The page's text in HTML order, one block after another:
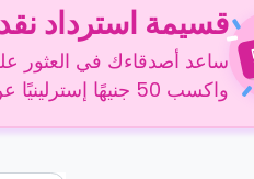
قسيمة استرداد نقدي حصرية
ساعد أصدقاءك في العثور
واكسب 50 جنيهًا إسترلينيًا عن كل حجز ناجح!